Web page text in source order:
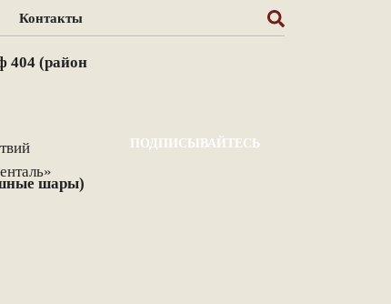
Контакты
404 (район
шары)
ПОДПИСЫВАЙТЕСЬ